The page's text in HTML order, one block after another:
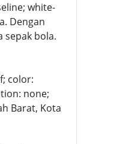
white-
Dengan
sepak bola.
color:
none;
Barat, Kota